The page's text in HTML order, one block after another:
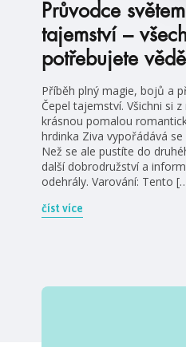
Průvodce
tajemství –
potřebujete
Příběh plný magie, bojů a
Čepel tajemství. Všichni si
krásnou pomalou
hrdinka Ziva vypořádává
Než se ale pustíte do
další dobrodružství a
odehrály. Varování: Tento
číst více